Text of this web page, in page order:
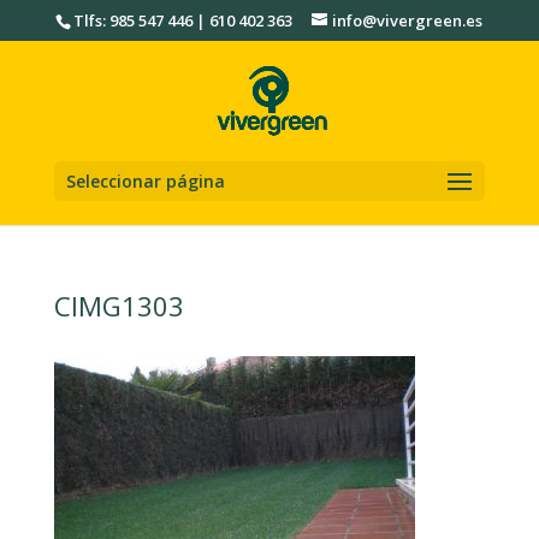
Tlfs: 985 547 446 | 610 402 363 info@vivergreen.es
Seleccionar página
CIMG1303